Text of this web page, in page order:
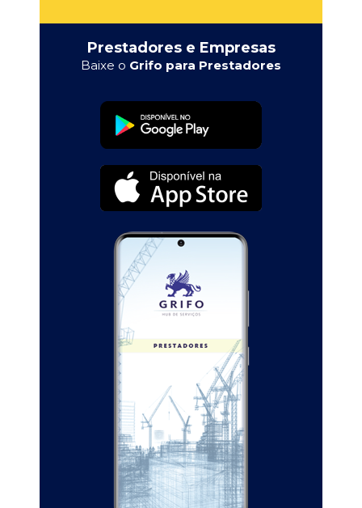
Prestadores e Empresas
Baixe o Grifo para Prestadores